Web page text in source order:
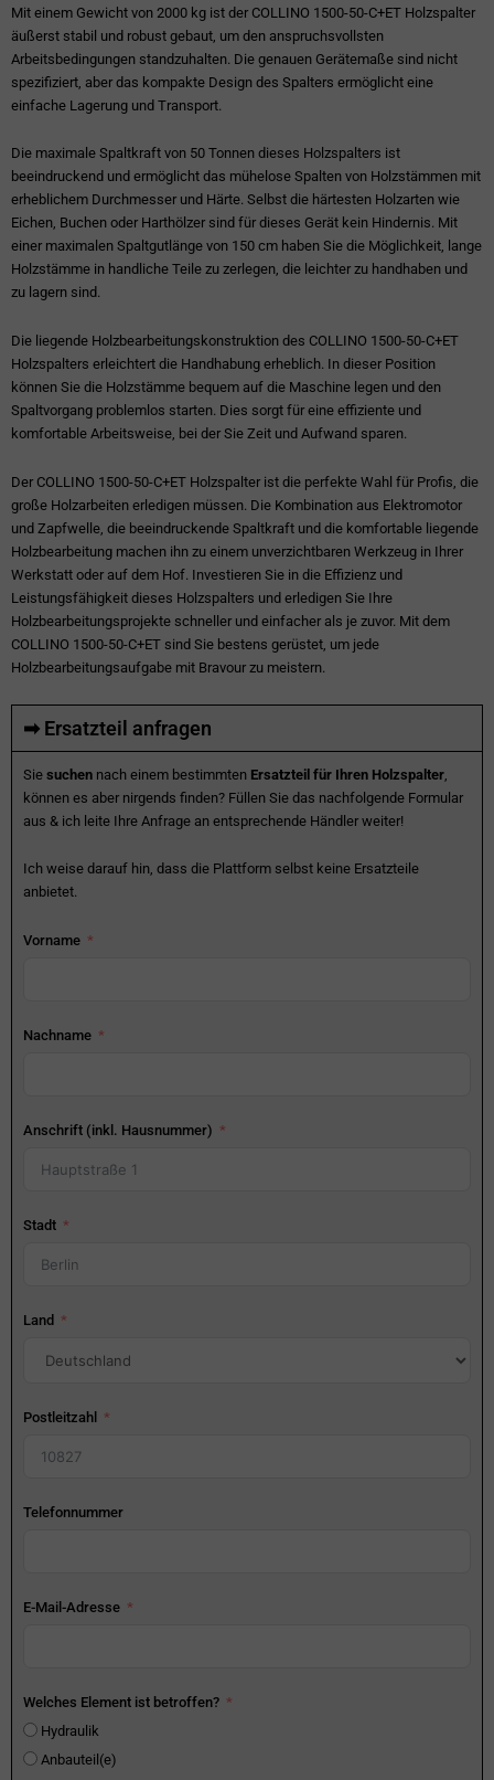
Mit einem Gewicht von 2000 kg ist der COLLINO 1500-50-C+ET Holzspalter
äußerst stabil und robust gebaut, um den anspruchsvollsten
Arbeitsbedingungen standzuhalten. Die genauen Gerätemaße sind nicht
spezifiziert, aber das kompakte Design des Spalters ermöglicht eine
einfache Lagerung und Transport.
Die maximale Spaltkraft von 50 Tonnen dieses Holzspalters ist
beeindruckend und ermöglicht das mühelose Spalten von Holzstämmen mit
erheblichem Durchmesser und Härte. Selbst die härtesten Holzarten wie
Eichen, Buchen oder Harthölzer sind für dieses Gerät kein Hindernis. Mit
einer maximalen Spaltgutlänge von 150 cm haben Sie die Möglichkeit, lange
Holzstämme in handliche Teile zu zerlegen, die leichter zu handhaben und
zu lagern sind.
Die liegende Holzbearbeitungskonstruktion des COLLINO 1500-50-C+ET
Holzspalters erleichtert die Handhabung erheblich. In dieser Position
können Sie die Holzstämme bequem auf die Maschine legen und den
Spaltvorgang problemlos starten. Dies sorgt für eine effiziente und
komfortable Arbeitsweise, bei der Sie Zeit und Aufwand sparen.
Der COLLINO 1500-50-C+ET Holzspalter ist die perfekte Wahl für Profis, die
große Holzarbeiten erledigen müssen. Die Kombination aus Elektromotor
und Zapfwelle, die beeindruckende Spaltkraft und die komfortable liegende
Holzbearbeitung machen ihn zu einem unverzichtbaren Werkzeug in Ihrer
Werkstatt oder auf dem Hof. Investieren Sie in die Effizienz und
Leistungsfähigkeit dieses Holzspalters und erledigen Sie Ihre
Holzbearbeitungsprojekte schneller und einfacher als je zuvor. Mit dem
COLLINO 1500-50-C+ET sind Sie bestens gerüstet, um jede
Holzbearbeitungsaufgabe mit Bravour zu meistern.
➡ Ersatzteil anfragen
Sie suchen nach einem bestimmten Ersatzteil für Ihren Holzspalter
können es aber nirgends finden? Füllen Sie das nachfolgende Formular
aus & ich leite Ihre Anfrage an entsprechende Händler weiter!
Ich weise darauf hin, dass die Plattform selbst keine Ersatzteile
anbietet.
Vorname
Nachname
Anschrift (inkl. Hausnummer)
Stadt
Land
Postleitzahl
Telefonnummer
E-Mail-Adresse
Welches Element ist betroffen?
Hydraulik
Anbauteil(e)